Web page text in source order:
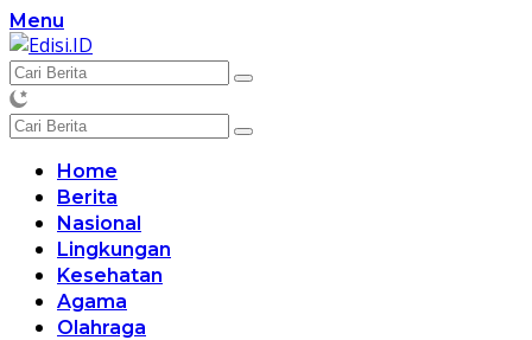
Langsung
ke
konten
Menu
Home
Berita
Nasional
Lingkungan
Kesehatan
Agama
Olahraga